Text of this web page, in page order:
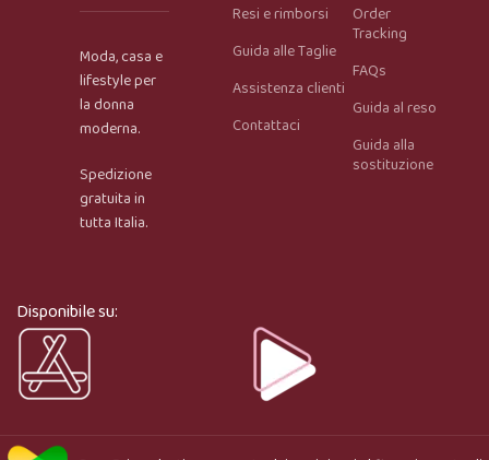
Onar AI Assistant
Moda, casa e
lifestyle per
la donna
moderna.
Spedizione
gratuita in
tutta Italia.
Resi e rimborsi
Guida alle Taglie
Assistenza clienti
Contattaci
Order
Tracking
FAQs
Guida al reso
Guida alla
sostituzione
Disponibile su: